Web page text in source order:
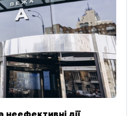
неефективні дії